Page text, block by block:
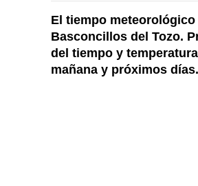
El tiempo meteorológico
Basconcillos del Tozo.
del tiempo y
mañana y próximos días.